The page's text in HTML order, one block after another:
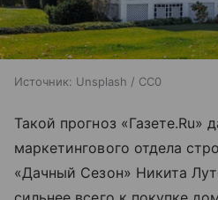
Источник: Unsplash / CC0
Такой прогноз «Газете.Ru»
маркетингового отдела
«Дачный Сезон» Никита